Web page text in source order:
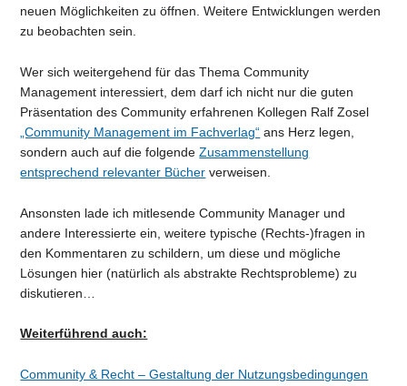
neuen Möglichkeiten zu öffnen. Weitere Entwicklungen werden
zu beobachten sein.
Wer sich weitergehend für das Thema Community
Management interessiert, dem darf ich nicht nur die guten
Präsentation des Community erfahrenen Kollegen Ralf Zosel
„Community Management im Fachverlag“ ans Herz legen,
sondern auch auf die folgendeZusammenstellung
entsprechend relevanter Bücher verweisen.
Ansonsten lade ich mitlesende Community Manager und
andere Interessierte ein, weitere typische (Rechts-)fragen in
den Kommentaren zu schildern, um diese und mögliche
Lösungen hier (natürlich als abstrakte Rechtsprobleme) zu
diskutieren…
Weiterführend auch:
Community & Recht – Gestaltung der Nutzungsbedingungen